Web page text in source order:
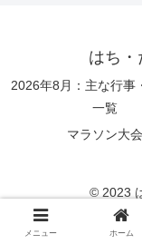
はち
2026年8月：主な行事
一覧
マラソン大会
© 2023
メニュー ホーム